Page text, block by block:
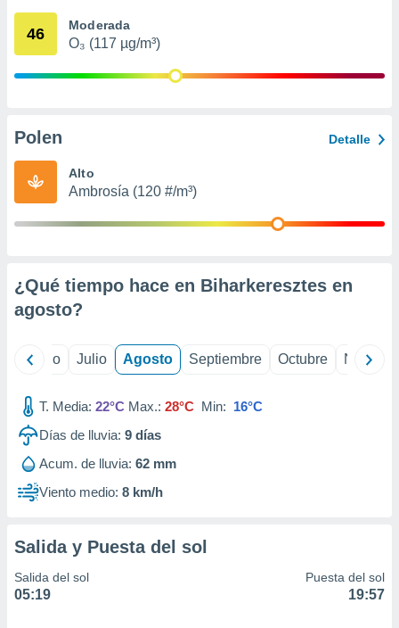
mediante
publicidad
de
46 Moderada
O₃ (117 µg/m³)
Polen Detalle
Alto
Ambrosía (120 #/m³)
¿Qué tiempo hace en Biharkeresztes en
agosto?
Junio Julio Agosto Septiembre Octubre
T. Media: 22°C Max.: 28°C Min: 16°C
Días de lluvia: 9 días
Acum. de lluvia: 62 mm
Viento medio: 8 km/h
Salida y Puesta del sol
Salida del sol
05:19
Puesta del sol
19:57